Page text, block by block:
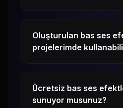
Oluşturulan bas ses
projelerimde
Ücretsiz bas ses
sunuyor musunuz?